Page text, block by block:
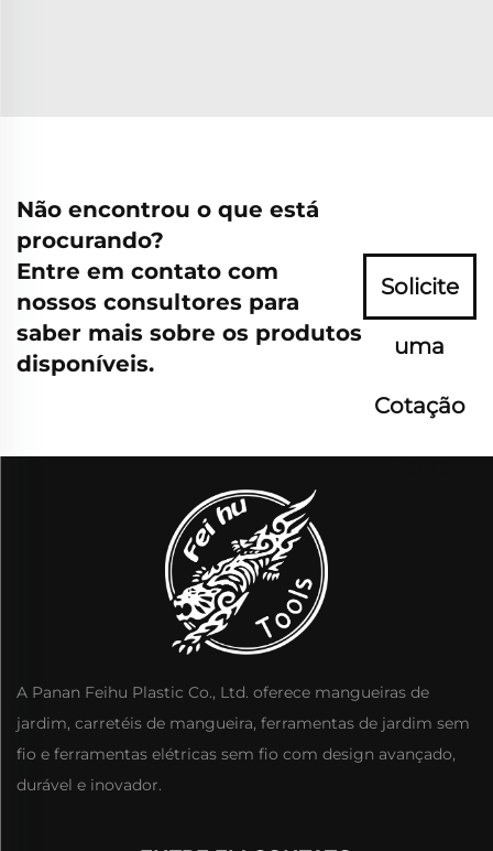
Não encontrou o que está
procurando?
Entre em contato com
nossos consultores para
saber mais sobre os produtos
disponíveis.
Solicite
uma
Cotação
Agora
A Panan Feihu Plastic Co., Ltd. oferece mangueiras de
jardim, carretéis de mangueira, ferramentas de jardim sem
fio e ferramentas elétricas sem fio com design avançado,
durável e inovador.